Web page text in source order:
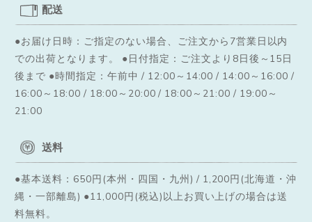
配送
●お届け日時：ご指定のない場合、ご注文から7営業日以内
での出荷となります。
●日付指定：ご注文より8日後～15日
後まで ●時間指定：午前中 / 12:00～14:00 / 14:00～16:00 /
16:00～18:00 / 18:00～20:00 / 18:00～21:00 / 19:00～
21:00
送料
●基本送料：650円(本州・四国・九州) / 1,200円(北海道・沖
縄・一部離島) ●11,000円(税込)以上お買い上げの場合は送
料無料。